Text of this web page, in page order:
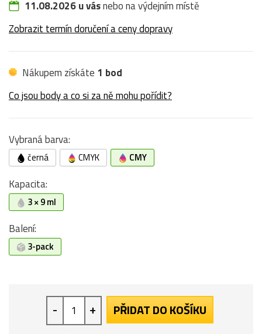
11.08.2026 u vásnebo na výdejním místě
Zobrazit termín doručení a ceny dopravy
Nákupem získáte 1 bod
Co jsou body a co si za ně mohu pořídit?
Vybraná barva:
černá CMYK CMY
Kapacita:
3 × 9 ml
Balení:
3-pack
- + PŘIDAT DO KOŠÍKU